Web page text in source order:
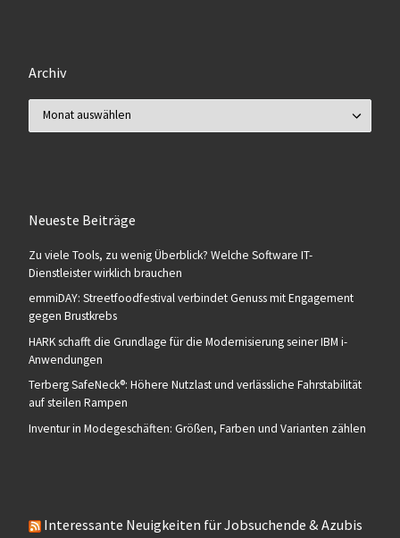
Archiv
Neueste Beiträge
Zu viele Tools, zu wenig Überblick? Welche Software IT-
Dienstleister wirklich brauchen
emmiDAY: Streetfoodfestival verbindet Genuss mit Engagement
gegen Brustkrebs
HARK schafft die Grundlage für die Modernisierung seiner IBM i-
Anwendungen
Terberg SafeNeck®: Höhere Nutzlast und verlässliche Fahrstabilität
auf steilen Rampen
Inventur in Modegeschäften: Größen, Farben und Varianten zählen
Interessante Neuigkeiten für Jobsuchende & Azubis